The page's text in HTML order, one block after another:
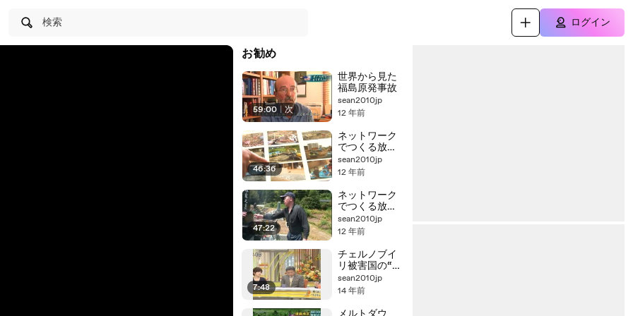
検索 ログイン
お勧め
59:00 次
世界から見た
福島原発事故
sean2010jp
12 年前
46:36
ネットワーク
でつくる放射
能汚染地図～
福島原発事故
(2/2)
sean2010jp
12 年前
47:22
ネットワーク
でつくる放射
能汚染地図～
福島原発事故
(1/2)
sean2010jp
12 年前
7:48
チェルノブイ
リ被害国の“助
言”
sean2010jp
14 年前